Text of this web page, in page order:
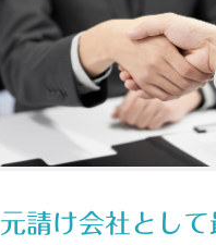
元請け会社とし